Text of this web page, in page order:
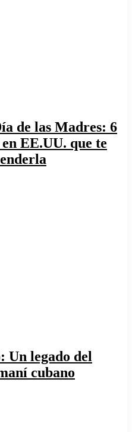
de las Madres: 6
EE.UU. que te
Un legado del
cubano